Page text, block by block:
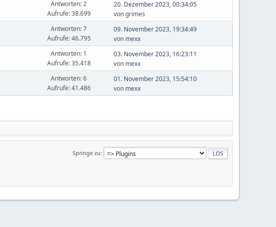
Antworten: 2
Aufrufe: 38.699
20. Dezember 2023, 00:34:05
von grimes
Antworten: 7
Aufrufe: 46.795
09. November 2023, 19:34:49
von mexx
Antworten: 1
Aufrufe: 35.418
03. November 2023, 16:23:11
von mexx
Antworten: 6
Aufrufe: 41.486
01. November 2023, 15:54:10
von mexx
Springe zu